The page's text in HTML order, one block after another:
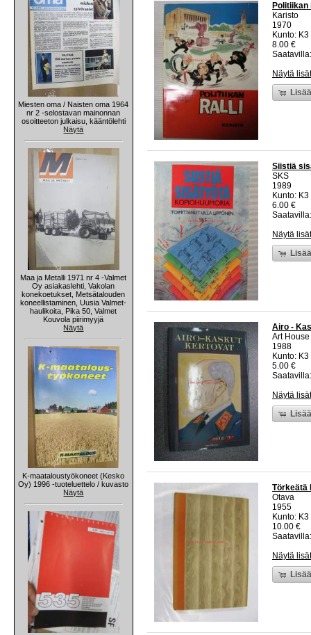
Miesten oma / Naisten oma 1964
nr 2 -selostavan mainonnan
osoitteeton julkaisu, kääntölehti
Näytä
Maa ja Metalli 1971 nr 4 -Valmet
Oy asiakaslehti, Vakolan
konekoetukset, Metsätalouden
koneellistaminen, Uusia Valmet-
haulikoita, Pika 50, Valmet
Kouvola piirimyyjä
Näytä
K-maataloustyökoneet (Kesko
Oy) 1996 -tuoteluettelo / kuvasto
Näytä
Politiikan
Karisto
1970
Kunto:
8.00 €
Näytä
Siistiä
SKS
1989
Kunto:
6.00 €
Näytä
Airo -
Art House
1988
Kunto:
5.00 €
Näytä
Törkeätä
Otava
1955
Kunto:
10.00 €
Näytä